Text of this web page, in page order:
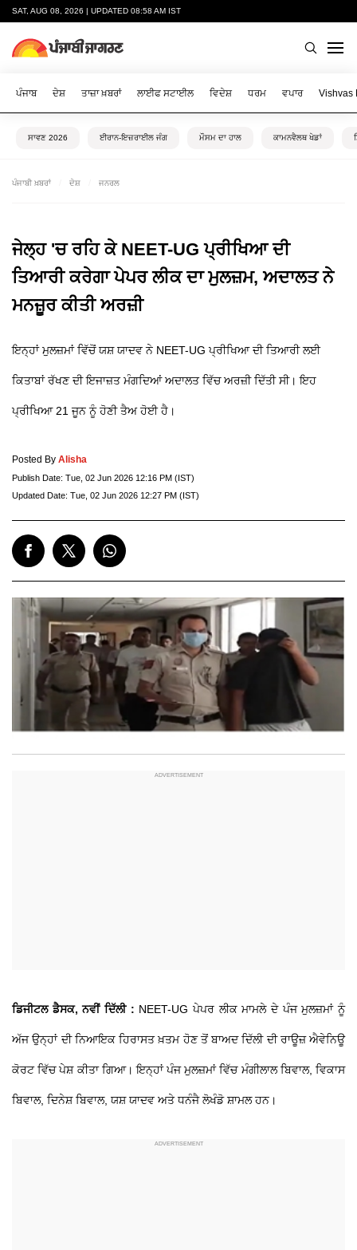
SAT, AUG 08, 2026 | UPDATED 08:58 AM IST
ਪੰਜਾਬ ਦੇਸ਼ ਤਾਜ਼ਾ ਖ਼ਬਰਾਂ ਲਾਈਫ ਸਟਾਈਲ ਵਿਦੇਸ਼ ਧਰਮ ਵਪਾਰ Vishvas
ਸਾਵਣ 2026 ਈਰਾਨ-ਇਜ਼ਰਾਈਲ ਜੰਗ ਮੌਸਮ ਦਾ ਹਾਲ ਕਾਮਨਵੈਲਥ ਖੇਡਾਂ
ਪੰਜਾਬੀ ਖ਼ਬਰਾਂ ਦੇਸ਼ ਜਨਰਲ
ਜੇਲ੍ਹ 'ਚ ਰਹਿ ਕੇ NEET-UG ਪ੍ਰੀਖਿਆ ਦੀ
ਤਿਆਰੀ ਕਰੇਗਾ ਪੇਪਰ ਲੀਕ ਦਾ ਮੁਲਜ਼ਮ, ਅਦਾਲਤ ਨੇ
ਮਨਜ਼ੂਰ ਕੀਤੀ ਅਰਜ਼ੀ
ਇਨ੍ਹਾਂ ਮੁਲਜ਼ਮਾਂ ਵਿੱਚੋਂ ਯਸ਼ ਯਾਦਵ ਨੇ NEET-UG ਪ੍ਰੀਖਿਆ ਦੀ ਤਿਆਰੀ ਲਈ
ਕਿਤਾਬਾਂ ਰੱਖਣ ਦੀ ਇਜਾਜ਼ਤ ਮੰਗਦਿਆਂ ਅਦਾਲਤ ਵਿੱਚ ਅਰਜ਼ੀ ਦਿੱਤੀ ਸੀ। ਇਹ
ਪ੍ਰੀਖਿਆ 21 ਜੂਨ ਨੂੰ ਹੋਣੀ ਤੈਅ ਹੋਈ ਹੈ।
Posted By Alisha
Publish Date: Tue, 02 Jun 2026 12:16 PM (IST)
Updated Date: Tue, 02 Jun 2026 12:27 PM (IST)
ਡਿਜੀਟਲ ਡੈਸਕ, ਨਵੀਂ ਦਿੱਲੀ : NEET-UG ਪੇਪਰ ਲੀਕ ਮਾਮਲੇ ਦੇ ਪੰਜ ਮੁਲਜ਼ਮਾਂ ਨੂੰ
ਅੱਜ ਉਨ੍ਹਾਂ ਦੀ ਨਿਆਇਕ ਹਿਰਾਸਤ ਖ਼ਤਮ ਹੋਣ ਤੋਂ ਬਾਅਦ ਦਿੱਲੀ ਦੀ ਰਾਊਜ਼ ਐਵੇਨਿਊ
ਕੋਰਟ ਵਿੱਚ ਪੇਸ਼ ਕੀਤਾ ਗਿਆ। ਇਨ੍ਹਾਂ ਪੰਜ ਮੁਲਜ਼ਮਾਂ ਵਿੱਚ ਮੰਗੀਲਾਲ ਬਿਵਾਲ, ਵਿਕਾਸ
ਬਿਵਾਲ, ਦਿਨੇਸ਼ ਬਿਵਾਲ, ਯਸ਼ ਯਾਦਵ ਅਤੇ ਧਨੰਜੈ ਲੋਖੰਡੋ ਸ਼ਾਮਲ ਹਨ।